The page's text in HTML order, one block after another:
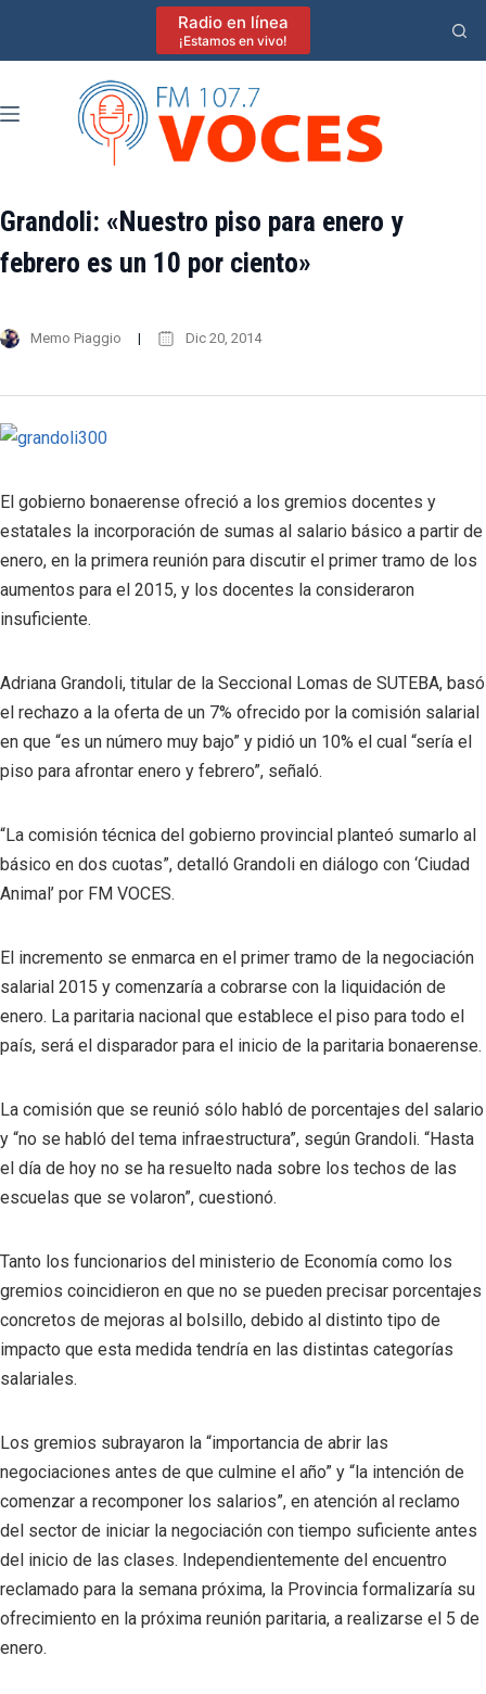
Radio en línea
¡Estamos en vivo!
Grandoli: «Nuestro piso para enero y
febrero es un 10 por ciento»
Memo Piaggio Dic 20, 2014
El gobierno bonaerense ofreció a los gremios docentes y
estatales la incorporación de sumas al salario básico a partir de
enero, en la primera reunión para discutir el primer tramo de los
aumentos para el 2015, y los docentes la consideraron
insuficiente.
Adriana Grandoli, titular de la Seccional Lomas de SUTEBA, basó
el rechazo a la oferta de un 7% ofrecido por la comisión salarial
en que “es un número muy bajo” y pidió un 10% el cual “sería el
piso para afrontar enero y febrero”, señaló.
“La comisión técnica del gobierno provincial planteó sumarlo al
básico en dos cuotas”, detalló Grandoli en diálogo con ‘Ciudad
Animal’ por FM VOCES.
El incremento se enmarca en el primer tramo de la negociación
salarial 2015 y comenzaría a cobrarse con la liquidación de
enero. La paritaria nacional que establece el piso para todo el
país, será el disparador para el inicio de la paritaria bonaerense.
La comisión que se reunió sólo habló de porcentajes del salario
y “no se habló del tema infraestructura”, según Grandoli. “Hasta
el día de hoy no se ha resuelto nada sobre los techos de las
escuelas que se volaron”, cuestionó.
Tanto los funcionarios del ministerio de Economía como los
gremios coincidieron en que no se pueden precisar porcentajes
concretos de mejoras al bolsillo, debido al distinto tipo de
impacto que esta medida tendría en las distintas categorías
salariales.
Los gremios subrayaron la “importancia de abrir las
negociaciones antes de que culmine el año” y “la intención de
comenzar a recomponer los salarios”, en atención al reclamo
del sector de iniciar la negociación con tiempo suficiente antes
del inicio de las clases. Independientemente del encuentro
reclamado para la semana próxima, la Provincia formalizaría su
ofrecimiento en la próxima reunión paritaria, a realizarse el 5 de
enero.